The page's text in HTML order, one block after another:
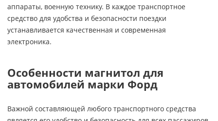
аппараты, военную технику. В каждое транспортное
средство для удобства и безопасности поездки
устанавливается качественная и современная
электроника.
Особенности магнитол для
автомобилей марки Форд
Важной составляющей любого транспортного средства